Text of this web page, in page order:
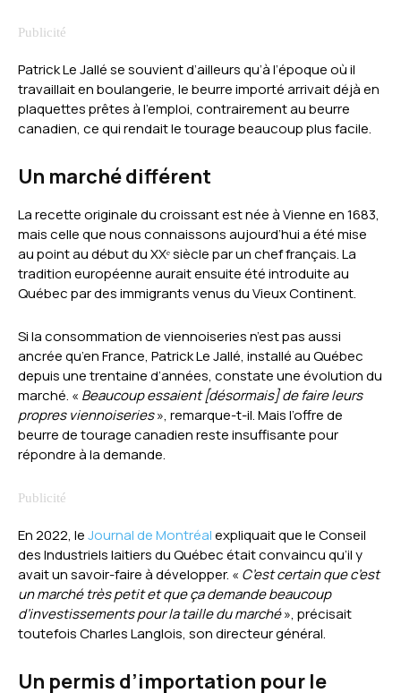
Patrick Le Jallé se souvient d’ailleurs qu’à l’époque où il
travaillait en boulangerie, le beurre importé arrivait déjà en
plaquettes prêtes à l’emploi, contrairement au beurre
canadien, ce qui rendait le tourage beaucoup plus facile.
Un marché différent
La recette originale du croissant est née à Vienne en 1683,
mais celle que nous connaissons aujourd’hui a été mise
au point au début du XXᵉ siècle par un chef français. La
tradition européenne aurait ensuite été introduite au
Québec par des immigrants venus du Vieux Continent.
Si la consommation de viennoiseries n’est pas aussi
ancrée qu’en France, Patrick Le Jallé, installé au Québec
depuis une trentaine d’années, constate une évolution du
marché. « Beaucoup essaient [désormais] de faire leurs
propres viennoiseries», remarque-t-il. Mais l’offre de
beurre de tourage canadien reste insuffisante pour
répondre à la demande.
En 2022, leJournal de Montréalexpliquait que le Conseil
des Industriels laitiers du Québec était convaincu qu’il y
avait un savoir-faire à développer. « C’est certain que c’est
un marché très petit et que ça demande beaucoup
d’investissements pour la taille du marché», précisait
toutefois Charles Langlois, son directeur général.
Un permis d’importation pour le